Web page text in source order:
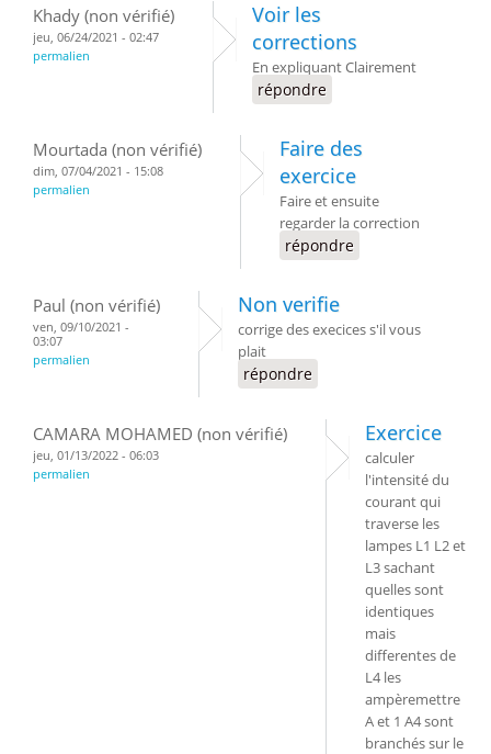
Khady (non vérifié)
jeu, 06/24/2021 - 02:47
permalien
Voir les
corrections
En expliquant Clairement
répondre
Mourtada (non vérifié)
dim, 07/04/2021 - 15:08
permalien
Faire des
exercice
Faire et ensuite
regarder la correction
répondre
Paul (non vérifié)
ven, 09/10/2021 -
03:07
permalien
Non verifie
corrige des execices s'il vous
plait
répondre
CAMARA MOHAMED (non vérifié)
jeu, 01/13/2022 - 06:03
permalien
Exercice
calculer
l'intensité du
courant qui
traverse les
lampes L1 L2 et
L3 sachant
quelles sont
identiques
mais
differentes de
L4 les
ampèremettre
A et 1 A4 sont
branchés sur le